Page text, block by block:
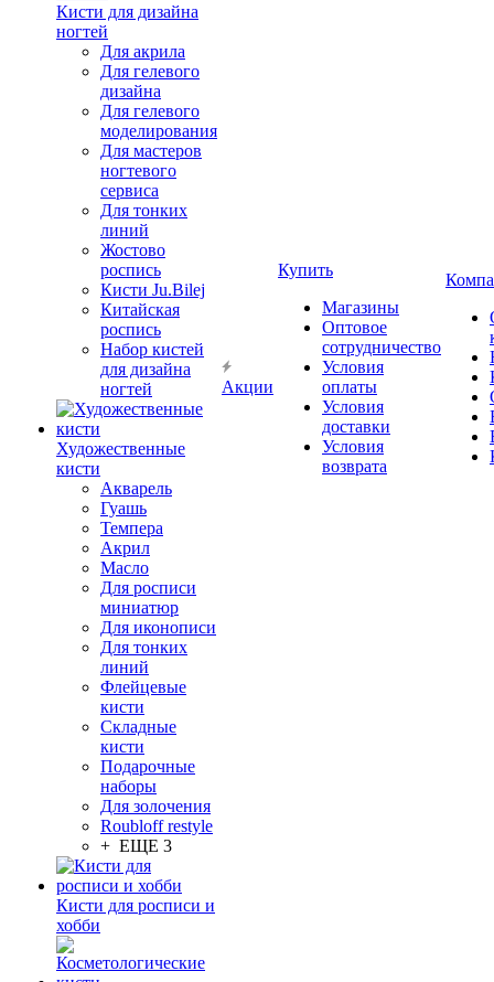
Кисти для дизайна
ногтей
Для акрила
Для гелевого
дизайна
Для гелевого
моделирования
Для мастеров
ногтевого
сервиса
Для тонких
линий
Жостово
роспись
Кисти Ju.Bilej
Китайская
роспись
Набор кистей
для дизайна
ногтей
Художественные
кисти
Акварель
Гуашь
Темпера
Акрил
Масло
Для росписи
миниатюр
Для иконописи
Для тонких
линий
Флейцевые
кисти
Складные
кисти
Подарочные
наборы
Для золочения
Roubloff restyle
+ ЕЩЕ 3
Кисти для росписи и
хобби
Акции
Купить
Магазины
Оптовое
сотрудничество
Условия
оплаты
Условия
доставки
Условия
возврата